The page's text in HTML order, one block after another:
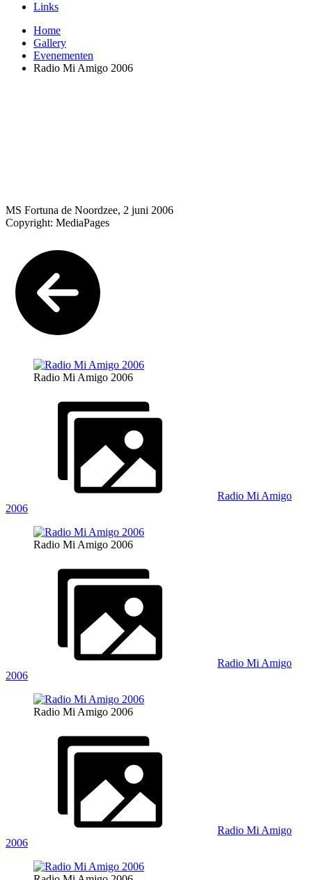
Links
Home
Gallery
Evenementen
Radio Mi Amigo 2006
MS Fortuna de Noordzee, 2 juni 2006
Copyright: MediaPages
Radio Mi Amigo 2006
Radio Mi Amigo
2006
Radio Mi Amigo 2006
Radio Mi Amigo
2006
Radio Mi Amigo 2006
Radio Mi Amigo
2006